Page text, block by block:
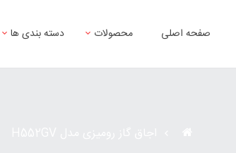
صفحه اصلی محصولات دسته بندی ها